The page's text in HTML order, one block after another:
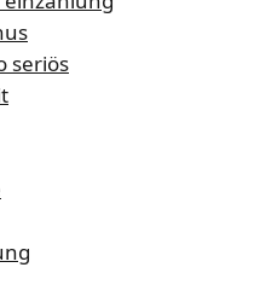
seriös